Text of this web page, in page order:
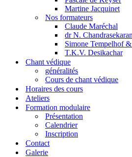
Martine Jacquinet
Nos formateurs
Claude Maréchal
dr N. Chandrasekaran
Simone Tempelhof
T.K.V. Desikachar
Chant védique
généralités
Cours de chant védique
Horaires des cours
Ateliers
Formation modulaire
Présentation
Calendrier
Inscription
Contact
Galerie